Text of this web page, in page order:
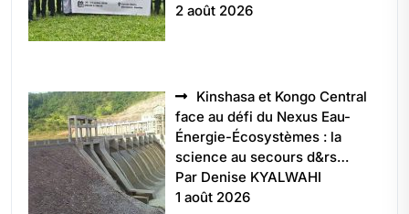
2 août 2026
Kinshasa et Kongo Central
face au défi du Nexus Eau-
Énergie-Écosystèmes : la
science au secours d&rs…
Par Denise KYALWAHI
1 août 2026